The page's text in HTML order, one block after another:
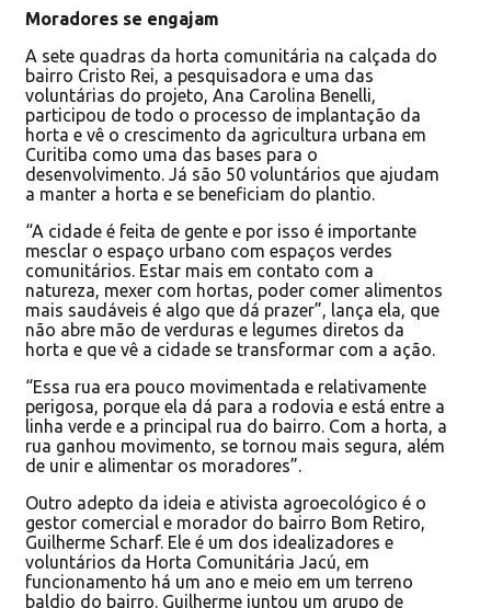
Moradores se engajam
A sete quadras da horta comunitária na calçada do
bairro Cristo Rei, a pesquisadora e uma das
voluntárias do projeto, Ana Carolina Benelli,
participou de todo o processo de implantação da
horta e vê o crescimento da agricultura urbana em
Curitiba como uma das bases para o
desenvolvimento. Já são 50 voluntários que ajudam
a manter a horta e se beneficiam do plantio.
“A cidade é feita de gente e por isso é importante
mesclar o espaço urbano com espaços verdes
comunitários. Estar mais em contato com a
natureza, mexer com hortas, poder comer alimentos
mais saudáveis é algo que dá prazer”, lança ela, que
não abre mão de verduras e legumes diretos da
horta e que vê a cidade se transformar com a ação.
“Essa rua era pouco movimentada e relativamente
perigosa, porque ela dá para a rodovia e está entre a
linha verde e a principal rua do bairro. Com a horta, a
rua ganhou movimento, se tornou mais segura, além
de unir e alimentar os moradores”.
Outro adepto da ideia e ativista agroecológico é o
gestor comercial e morador do bairro Bom Retiro,
Guilherme Scharf. Ele é um dos idealizadores e
voluntários da Horta Comunitária Jacú, em
funcionamento há um ano e meio em um terreno
baldio do bairro. Guilherme juntou um grupo de